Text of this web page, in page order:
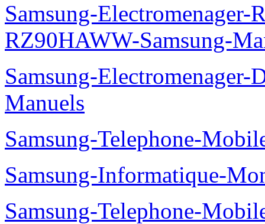
Samsung-Electromenager-
RZ90HAWW-Samsung-
Samsung-
Manuels
Samsung-Telephone-
Samsung-Informatique-
Samsung-Telephone-